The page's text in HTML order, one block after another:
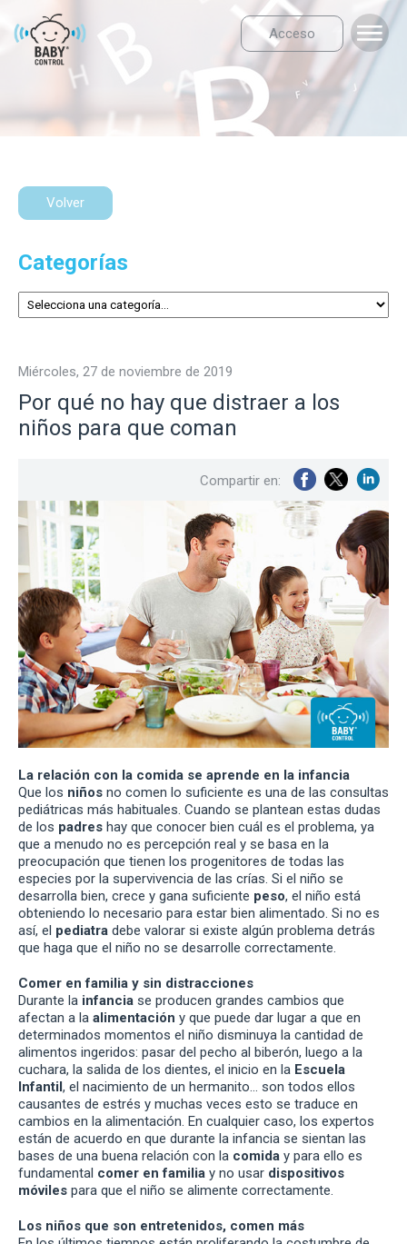
Acceso
Volver
Categorías
miércoles, 27 de noviembre de 2019
Por qué no hay que distraer a los
niños para que coman
Compartir en:
La relación con la comida se aprende en la infancia
Que los niños no comen lo suficiente es una de las consultas
pediátricas más habituales. Cuando se plantean estas dudas
de los padres hay que conocer bien cuál es el problema, ya
que a menudo no es percepción real y se basa en la
preocupación que tienen los progenitores de todas las
especies por la supervivencia de las crías. Si el niño se
desarrolla bien, crece y gana suficiente peso, el niño está
obteniendo lo necesario para estar bien alimentado. Si no es
así, el pediatra debe valorar si existe algún problema detrás
que haga que el niño no se desarrolle correctamente.
Comer en familia y sin distracciones
Durante la infancia se producen grandes cambios que
afectan a la alimentación y que puede dar lugar a que en
determinados momentos el niño disminuya la cantidad de
alimentos ingeridos: pasar del pecho al biberón, luego a la
cuchara, la salida de los dientes, el inicio en la Escuela
Infantil, el nacimiento de un hermanito… son todos ellos
causantes de estrés y muchas veces esto se traduce en
cambios en la alimentación. En cualquier caso, los expertos
están de acuerdo en que durante la infancia se sientan las
bases de una buena relación con la comida y para ello es
fundamental comer en familia y no usar dispositivos
móviles para que el niño se alimente correctamente.
Los niños que son entretenidos, comen más